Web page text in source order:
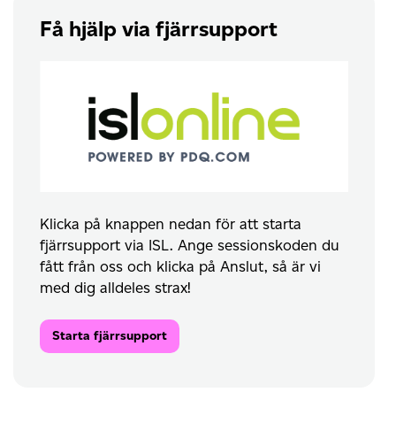
Få hjälp via fjärrsupport
Klicka på knappen nedan för att starta
fjärrsupport via ISL. Ange sessionskoden du
fått från oss och klicka på Anslut, så är vi
med dig alldeles strax!
Starta fjärrsupport